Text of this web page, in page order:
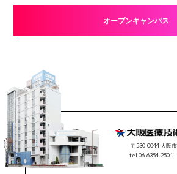
オープンキャンパス
〒530-0044 大阪
tel.06-6354-2501